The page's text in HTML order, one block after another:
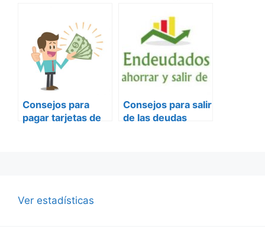
Rápidos y
Soluciones
Consejos para
pagar tarjetas de
Consejos para salir
de las deudas
Ver estadísticas